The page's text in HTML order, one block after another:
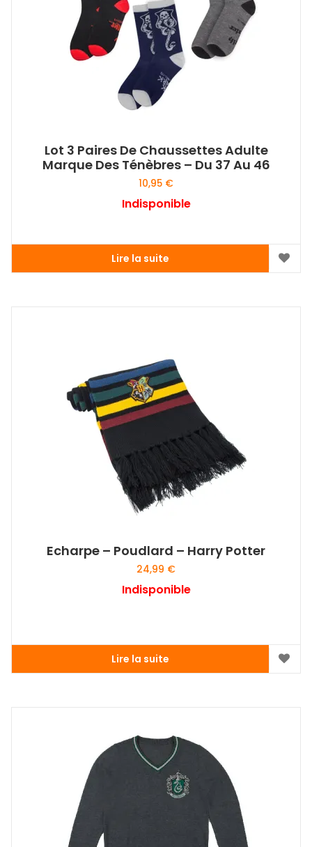
Lot 3 Paires De Chaussettes Adulte
Marque Des Ténèbres – Du 37 Au 46
10,95 €
Indisponible
Lire la suite
Echarpe – Poudlard – Harry Potter
24,99 €
Indisponible
Lire la suite